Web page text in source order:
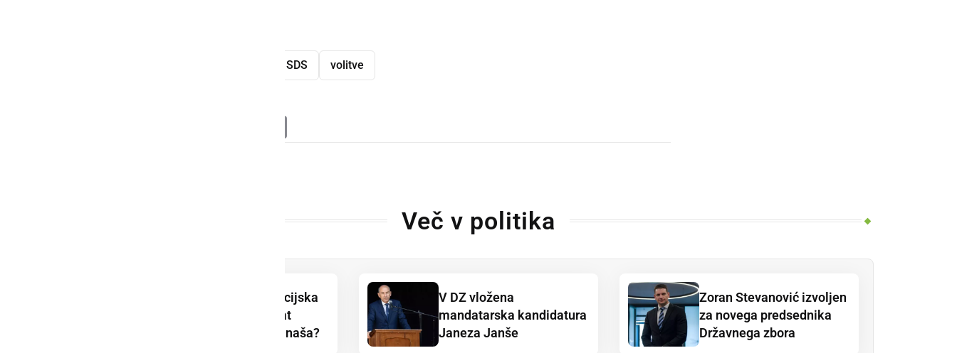
SDS volitve
PrintFriendly
Več v politika
Podpisana je koalicijska
pogodba za mandat
2026–2030. Kaj prinaša?
V DZ vložena
mandatarska kandidatura
Janeza Janše
Zoran Stevanović izvoljen
za novega predsednika
Državnega zbora